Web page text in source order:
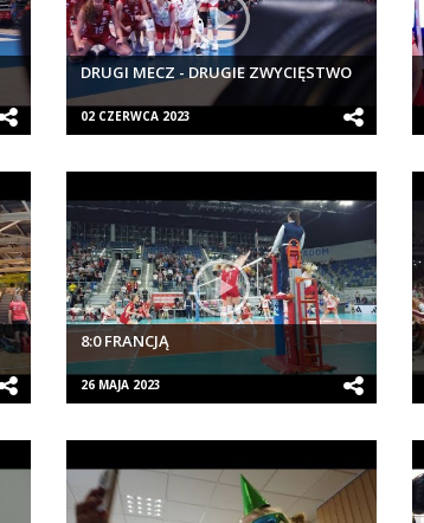
DRUGI MECZ - DRUGIE ZWYCIĘSTWO
02 CZERWCA 2023
8:0 FRANCJĄ
26 MAJA 2023